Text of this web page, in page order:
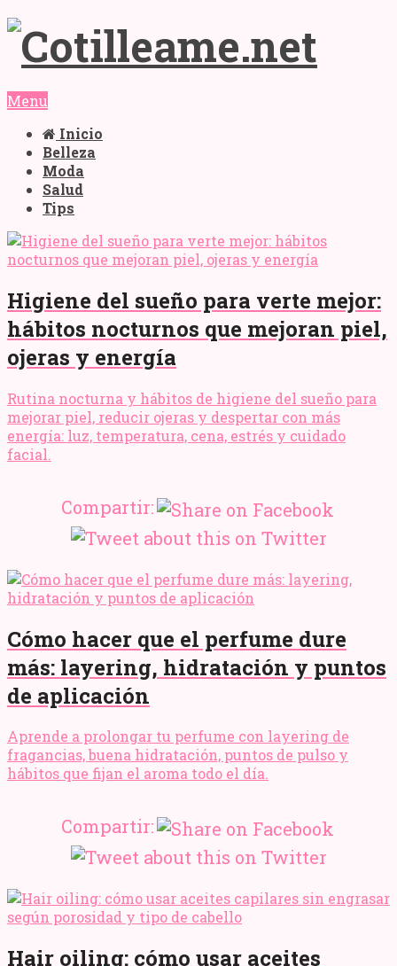
Menu
Inicio
Belleza
Moda
Salud
Tips
Higiene del sueño para verte mejor:
hábitos nocturnos que mejoran piel,
ojeras y energía
Rutina nocturna y hábitos de higiene del sueño para
mejorar piel, reducir ojeras y despertar con más
energía: luz, temperatura, cena, estrés y cuidado
facial.
Compartir:
Cómo hacer que el perfume dure
más: layering, hidratación y puntos
de aplicación
Aprende a prolongar tu perfume con layering de
fragancias, buena hidratación, puntos de pulso y
hábitos que fijan el aroma todo el día.
Compartir:
Hair oiling: cómo usar aceites